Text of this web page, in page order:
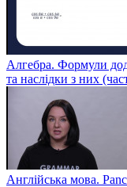
Алгебра. Формули
та наслідки з них
Англійська мова.